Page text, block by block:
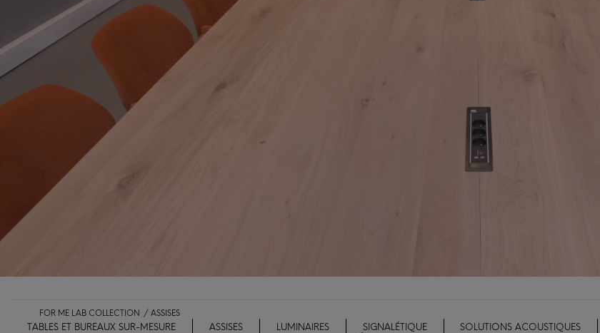
FOR ME LAB COLLECTION ASSISES
TABLES ET BUREAUX SUR-MESURE ASSISES LUMINAIRES SIGNALÉTIQUE SOLUTIONS ACOUSTIQUES